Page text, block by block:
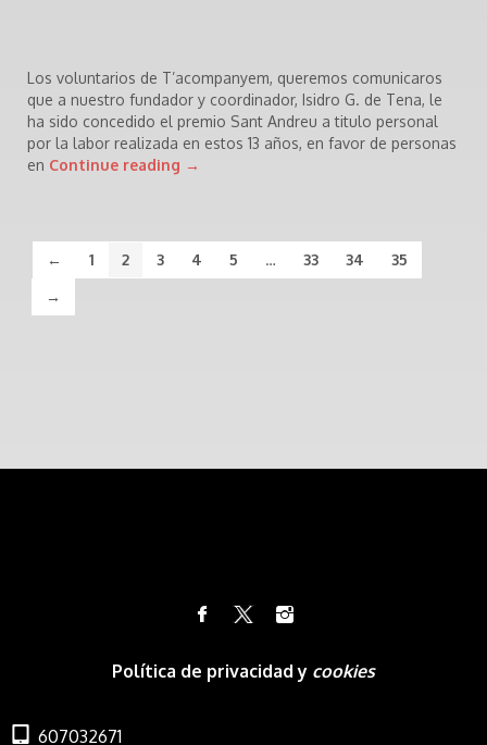
Los voluntarios de T’acompanyem, queremos comunicaros
que a nuestro fundador y coordinador, Isidro G. de Tena, le
ha sido concedido el premio Sant Andreu a titulo personal
por la labor realizada en estos 13 años, en favor de personas
en Continue reading →
← 1 2 3 4 5 … 33 34
35
→
Política de privacidad y cookies
607032671